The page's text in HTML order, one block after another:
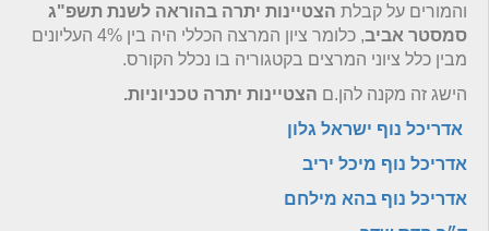
והמורים על קבלת הצטיינות יתרה בהוראה לשנת תשפ"ג
סמסטר אביב
, כלומר ציון המרצה הכללי היה בין 4% העליונים
מבין כלל ציוני המרצים בקטגוריה בו נכלל הקורס.
הישג זה מקנה להן.ם הצטיינות יתרה טכניוניות.
אדריכל נוף ישראל גלון
אדריכל נוף מיכל יריב
אדריכל נוף בהא מילחם